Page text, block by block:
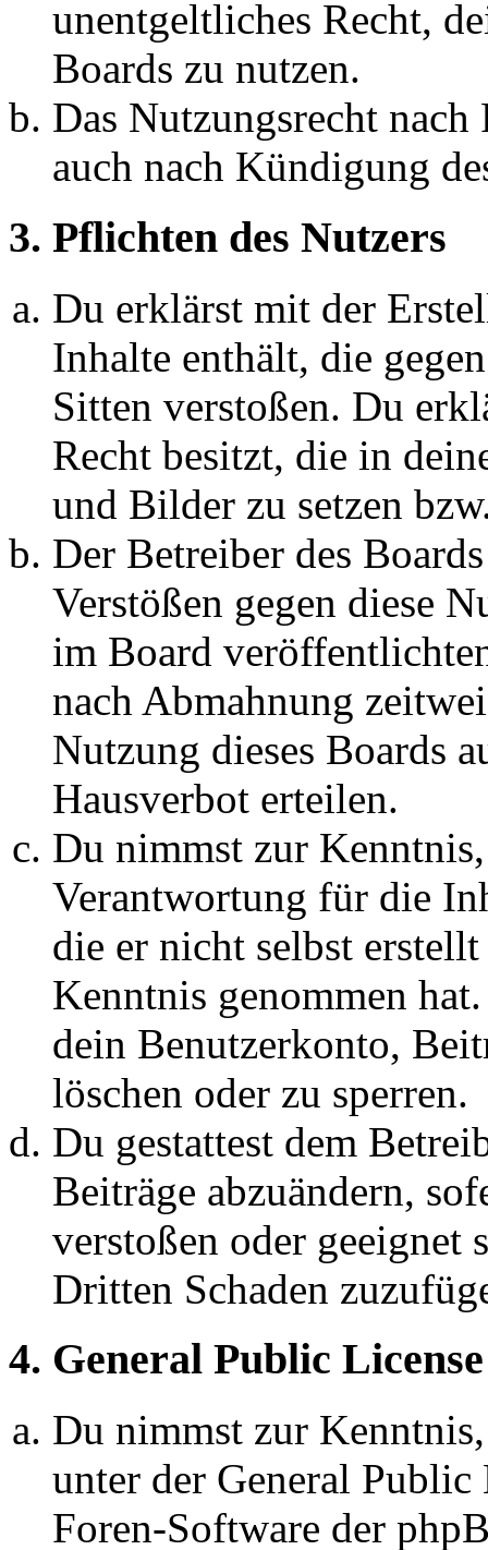
unentgeltliches Recht,
Boards zu nutzen.
Das Nutzungsrecht
auch nach Kündigung
3. Pflichten des Nutzers
Du erklärst mit der
Inhalte enthält, die
Sitten verstoßen. Du
Recht besitzt, die in
und Bilder zu setzen
Der Betreiber des
Verstößen gegen diese
im Board
nach Abmahnung
Nutzung dieses Boards
Hausverbot erteilen.
Du nimmst zur
Verantwortung für die
die er nicht selbst
Kenntnis genommen
dein Benutzerkonto,
löschen oder zu sperren.
Du gestattest dem
Beiträge abzuändern,
verstoßen oder geeignet
Dritten Schaden
4. General Public License
Du nimmst zur
unter der General
Foren-Software der